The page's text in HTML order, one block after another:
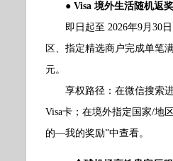
● Visa 境外生活随机返
即日起至 2026年9月30日
区、指定精选商户完成单笔
元。
享权路径：在微信搜索进
Visa卡；在境外指定国家/地
的—我的奖励”中查看。